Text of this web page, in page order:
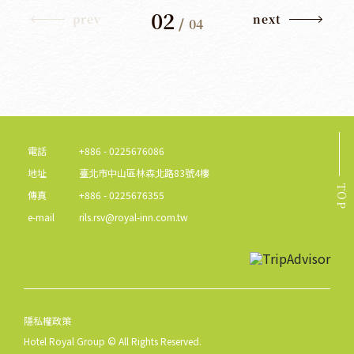
prev 02 /04 next
TOP
電話
+886 - 0225676086
地址
臺北市中山區林森北路83號4樓
傳真
+886 - 0225676355
e-mail
rils.rsv@royal-inn.com.tw
隱私權政策
Hotel Royal Group © All Rights Reserved.